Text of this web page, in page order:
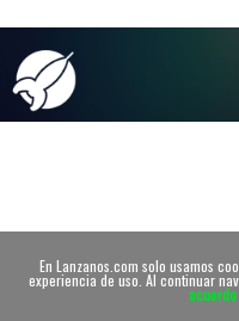
En Lanzanos.com solo usamos
experiencia de uso. Al continuar
acuerdo